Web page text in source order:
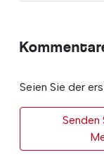
Seien Sie der
Senden